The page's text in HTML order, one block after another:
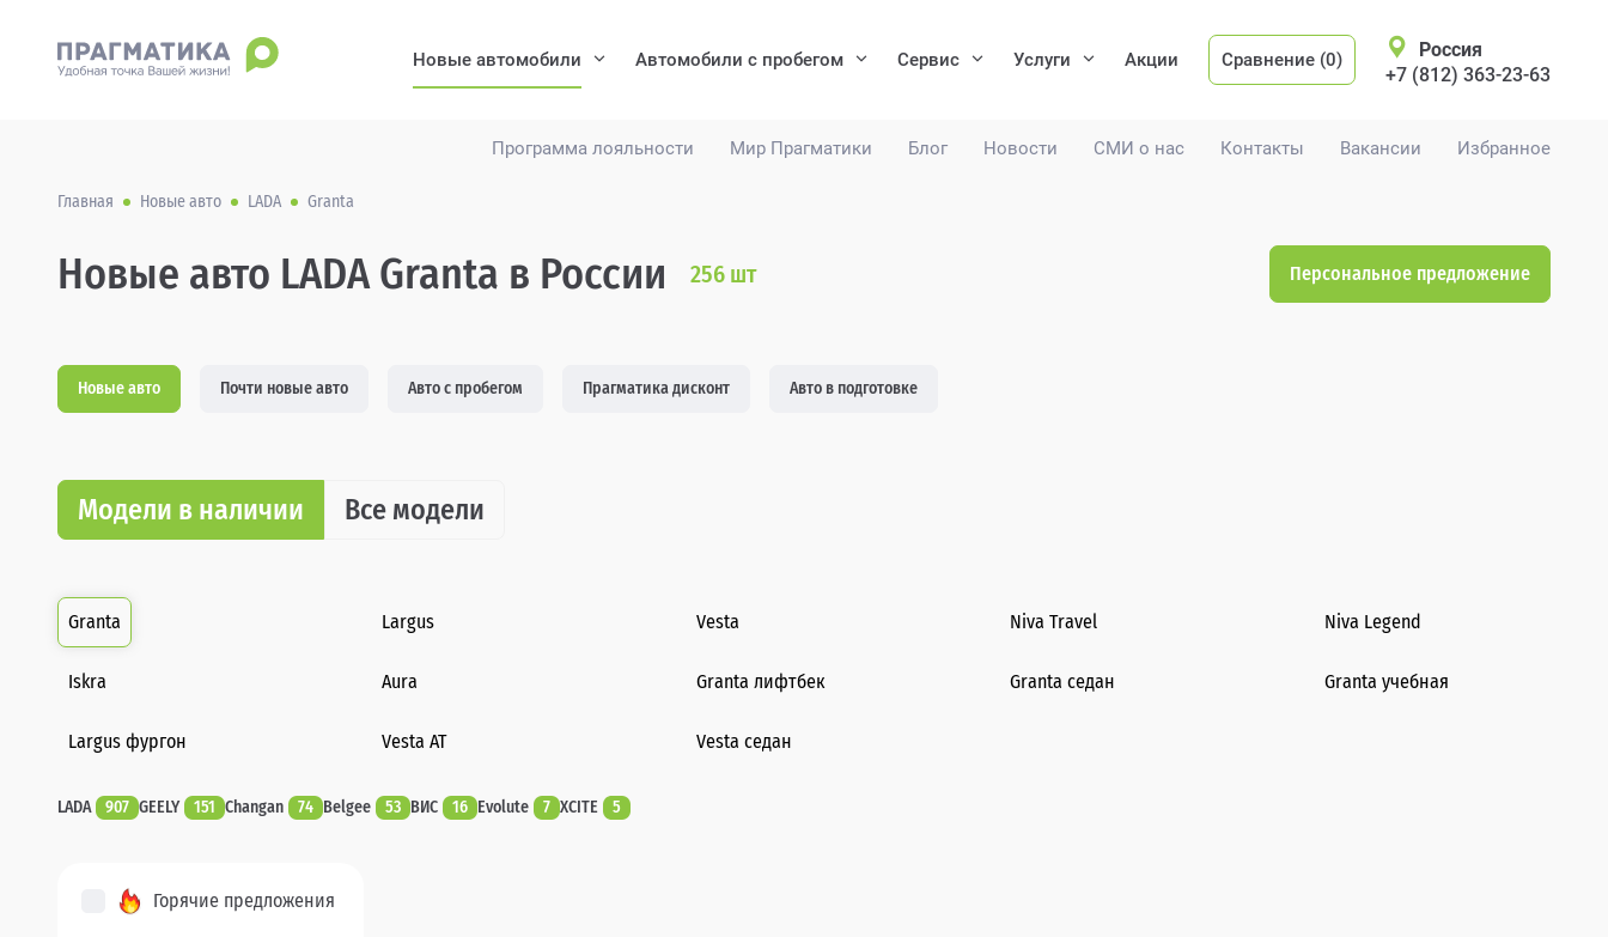
Программа лояльности Мир Прагматики Блог Новости СМИ о нас Контакты Вакансии Избранное
Новые автомобили Автомобили с пробегом Сервис Услуги Акции Сравнение (0)
Россия
+7 (812) 363-23-63
Главная Новые авто LADA Granta
Новые авто LADA Granta в России 256 шт Персональное предложение
Новые авто Почти новые авто Авто с пробегом Прагматика дисконт Авто в подготовке
Модели в наличии Все модели
Granta Largus Vesta Niva Travel Niva Legend
Iskra Aura Granta лифтбек Granta седан Granta учебная
Largus фургон Vesta AT Vesta седан
LADA 907 GEELY 151 Changan 74 Belgee 53 ВИС 16 Evolute 7 XCITE 5
Горячие предложения